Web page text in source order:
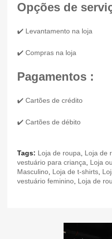
Opções de
✔️ Levantamento na loja
✔️ Compras na loja
Pagamentos :
✔️ Cartões de crédito
✔️ Cartões de débito
Tags: Loja de roupa Loja de
vestuário para criança
Loja
Masculino Loja de t-shirts
vestuário feminino Loja de